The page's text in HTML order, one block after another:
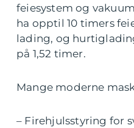
feiesystem og
ha opptil 10 timers
lading, og
på 1,52 timer.
Mange moderne
– Firehjulsstyring for